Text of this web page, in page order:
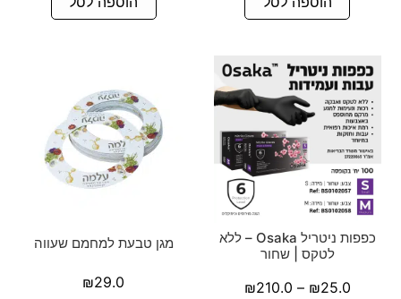
כפפות ניטריל Osaka – ללא
לטקס | שחור
₪25.0
–
₪210.0
מגן טבעת למחמם שעווה
₪29.0